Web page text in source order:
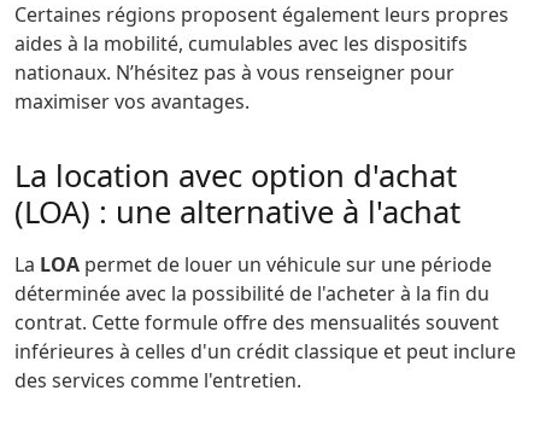
Certaines régions proposent également leurs propres
aides à la mobilité, cumulables avec les dispositifs
nationaux. N’hésitez pas à vous renseigner pour
maximiser vos avantages.
La location avec option d'achat
(LOA) : une alternative à l'achat
La LOA permet de louer un véhicule sur une période
déterminée avec la possibilité de l'acheter à la fin du
contrat. Cette formule offre des mensualités souvent
inférieures à celles d'un crédit classique et peut inclure
des services comme l'entretien.